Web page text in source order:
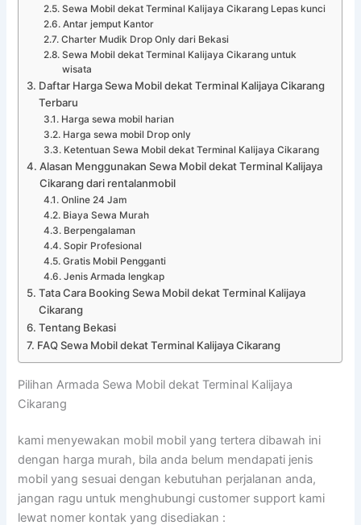
Sewa Mobil dekat Terminal Kalijaya Cikarang Lepas kunci
Antar jemput Kantor
Charter Mudik Drop Only dari Bekasi
Sewa Mobil dekat Terminal Kalijaya Cikarang untuk
wisata
Daftar Harga Sewa Mobil dekat Terminal Kalijaya Cikarang
Terbaru
Harga sewa mobil harian
Harga sewa mobil Drop only
Ketentuan Sewa Mobil dekat Terminal Kalijaya Cikarang
Alasan Menggunakan Sewa Mobil dekat Terminal Kalijaya
Cikarang dari rentalanmobil
Online 24 Jam
Biaya Sewa Murah
Berpengalaman
Sopir Profesional
Gratis Mobil Pengganti
Jenis Armada lengkap
Tata Cara Booking Sewa Mobil dekat Terminal Kalijaya
Cikarang
Tentang Bekasi
FAQ Sewa Mobil dekat Terminal Kalijaya Cikarang
Pilihan Armada Sewa Mobil dekat Terminal Kalijaya
Cikarang
kami menyewakan mobil mobil yang tertera dibawah ini
dengan harga murah, bila anda belum mendapati jenis
mobil yang sesuai dengan kebutuhan perjalanan anda,
jangan ragu untuk menghubungi customer support kami
lewat nomer kontak yang disediakan :